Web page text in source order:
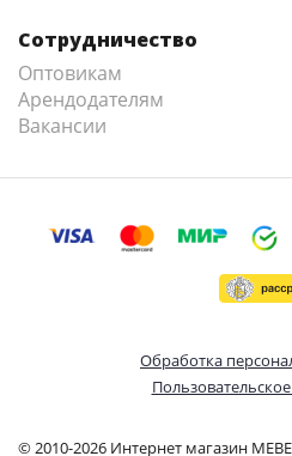
Сотрудничество
Оптовикам
Арендодателям
Вакансии
© 2010-2026 Интернет магазин
Обработка